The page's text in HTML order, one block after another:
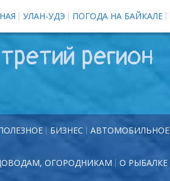
УЛАН-УДЭ ПОГОДА НА БАЙКАЛЕ
регион
БИЗНЕС АВТОМОБИЛЬНОЕ
ОГОРОДНИКАМ О РЫБАЛКЕ